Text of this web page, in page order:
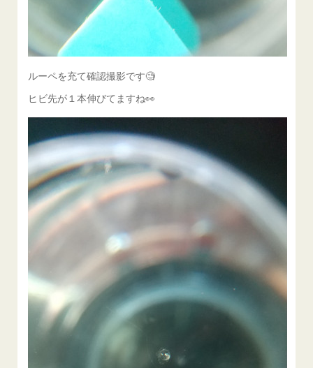
ルーペを充て確認撮影です🧐
ヒビ先が１本伸びてますね👀